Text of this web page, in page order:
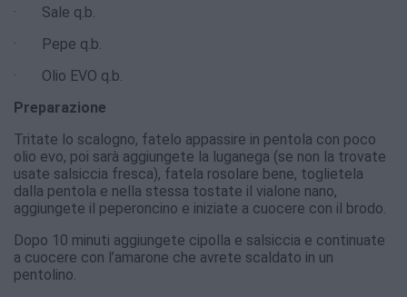
· Sale q.b.
· Pepe q.b.
· Olio EVO q.b.
Preparazione
Tritate lo scalogno, fatelo appassire in pentola con poco
olio evo, poi sarà aggiungete la luganega (se non la trovate
usate salsiccia fresca), fatela rosolare bene, toglietela
dalla pentola e nella stessa tostate il vialone nano,
aggiungete il peperoncino e iniziate a cuocere con il brodo.
Dopo 10 minuti aggiungete cipolla e salsiccia e continuate
a cuocere con l’amarone che avrete scaldato in un
pentolino.